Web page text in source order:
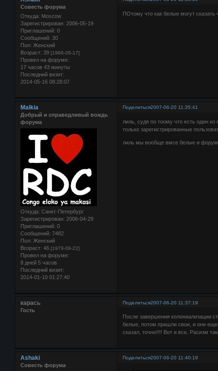
Совесть форума
Откуда: Moscow
Зарегистрирован: 2006-05-19
Приглашений: 0
Сообщений: 30
Пол: Женский
Возраст: 39 [1986-08-17]
Провел на форуме:
17 часов 43 минуты
Последний визит:
2014-05-16 08:28:07
ПОтому что как белые могут
Поделиться2007-06-20 11:35:41
Malkia
Добрый и справедливый вождь
форума
Откуда: Санкт-Петербург
Зарегистрирован: 2006-04-29
Приглашений: 0
Сообщений: 7482
Пол: Женский
Возраст: 46 [1979-08-22]
Провел на форуме:
8 дней 5 часов
Последний визит:
2014-01-10 01:27:40
лиль, судя по тоому что есть один из
только зарегистрированные
лиль мы вообще вмсе белые и
Поделиться2007-06-20 11:37:19
карась
Гость
После завершения колониализации
белые, потом пришли свои, и они
сказал, точно!!!! Вот и все. Расизм
Поделиться2007-06-20 11:40:19
Ashaki
Совесть форума